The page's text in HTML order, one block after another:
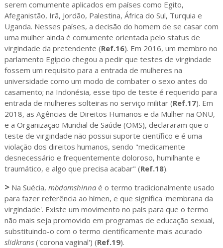
serem comumente aplicados em países como Egito,
Afeganistão, Irã, Jordão, Palestina, África do Sul, Turquia e
Uganda. Nesses países, a decisão do homem de se casar com
uma mulher ainda é comumente orientada pelo status de
virgindade da pretendente (Ref.16). Em 2016, um membro no
parlamento Egípcio chegou a pedir que testes de virgindade
fossem um requisito para a entrada de mulheres na
universidade como um modo de combater o sexo antes do
casamento; na Indonésia, esse tipo de teste é requerido para
entrada de mulheres solteiras no serviço militar (Ref.17). Em
2018, as Agências de Direitos Humanos e da Mulher na ONU,
e a Organização Mundial de Saúde (OMS), declararam que o
teste de virgindade não possui suporte científico e é uma
violação dos direitos humanos, sendo "medicamente
desnecessário e frequentemente doloroso, humilhante e
traumático, e algo que precisa acabar" (Ref.18).
>Na Suécia, mödomshinnaé o termo tradicionalmente usado
para fazer referência ao hímen, e que significa 'membrana da
virgindade'. Existe um movimento no país para que o termo
não mais seja promovido em programas de educação sexual,
substituindo-o com o termo cientificamente mais acurado
slidkrans('corona vaginal') (Ref.19).